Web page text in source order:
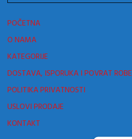
POČETNA
O NAMA
KATEGORIJE
DOSTAVA, ISPORUKA I POVRAT ROBE
POLITIKA PRIVATNOSTI
USLOVI PRODAJE
KONTAKT